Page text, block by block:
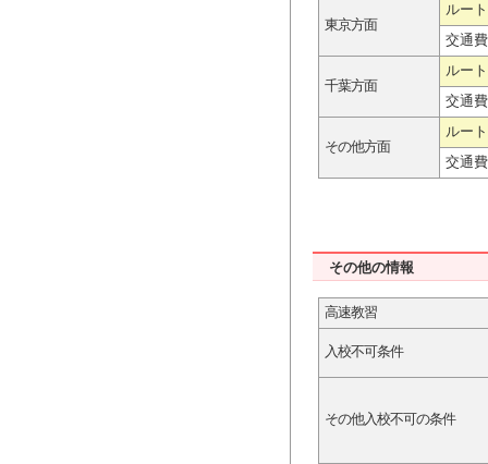
東京方面
ルート
交通
千葉方面
ルート
交通
その他方面
ルート
交通
その他の情報
高速教習
入校不可条件
その他入校不可の条件